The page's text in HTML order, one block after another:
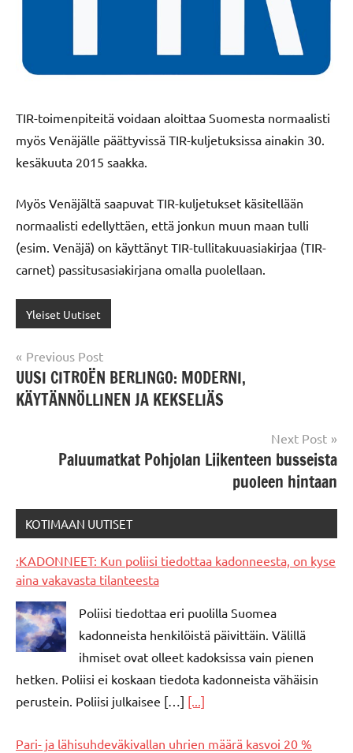
TIR-toimenpiteitä voidaan aloittaa Suomesta normaalisti
myös Venäjälle päättyvissä TIR-kuljetuksissa ainakin 30.
kesäkuuta 2015 saakka.
Myös Venäjältä saapuvat TIR-kuljetukset käsitellään
normaalisti edellyttäen, että jonkun muun maan tulli
(esim. Venäjä) on käyttänyt TIR-tullitakuuasiakirjaa (TIR-
carnet) passitusasiakirjana omalla puolellaan.
Yleiset Uutiset
Post
navigation
Previous Post
UUSI CITROËN BERLINGO: MODERNI,
KÄYTÄNNÖLLINEN JA KEKSELIÄS
Next Post
Paluumatkat Pohjolan Liikenteen busseista
puoleen hintaan
KOTIMAAN UUTISET
:KADONNEET: Kun poliisi tiedottaa kadonneesta, on kyse
aina vakavasta tilanteesta
Poliisi tiedottaa eri puolilla Suomea
kadonneista henkilöistä päivittäin. Välillä
ihmiset ovat olleet kadoksissa vain pienen
hetken. Poliisi ei koskaan tiedota kadonneista vähäisin
perustein. Poliisi julkaisee […] [...]
Pari- ja lähisuhdeväkivallan uhrien määrä kasvoi 20 %